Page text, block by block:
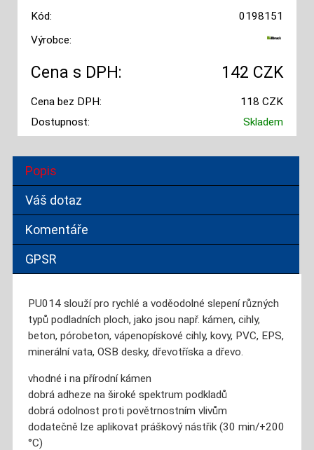
Kód:
0198151
Výrobce:
Cena s DPH: 142 CZK
Cena bez DPH:
118 CZK
Dostupnost:
Skladem
Popis
Váš dotaz
Komentáře
GPSR
PU014 slouží pro rychlé a voděodolné slepení různých
typů podladních ploch, jako jsou např. kámen, cihly,
beton, pórobeton, vápenopískové cihly, kovy, PVC, EPS,
minerální vata, OSB desky, dřevotříska a dřevo.
vhodné i na přírodní kámen
dobrá adheze na široké spektrum podkladů
dobrá odolnost proti povětrnostním vlivům
dodatečně lze aplikovat práškový nástřik (30 min/+200
°C)